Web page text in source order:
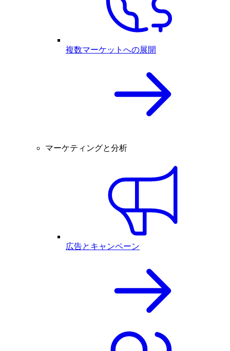
複数マーケットへの展開
マーケティングと分析
広告とキャンペーン